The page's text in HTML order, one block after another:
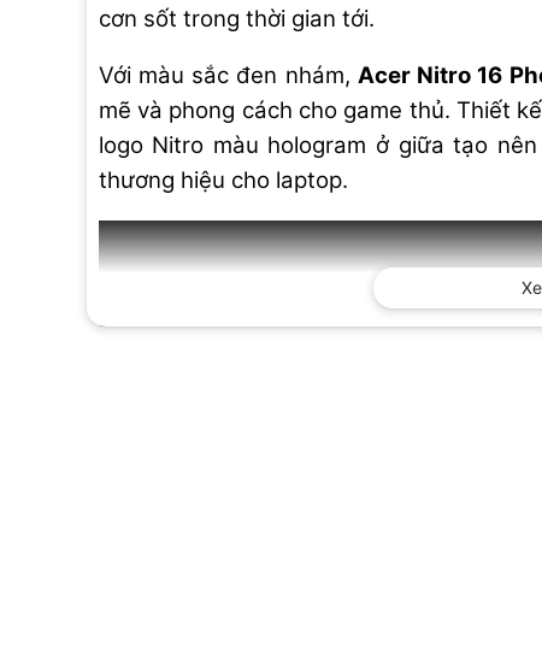
cơn sốt trong thời gian tới.
Với màu sắc đen nhám, Acer Nitro 16
mẽ và phong cách cho game thủ. Thiết
logo Nitro màu hologram ở giữa tạo
thương hiệu cho laptop.